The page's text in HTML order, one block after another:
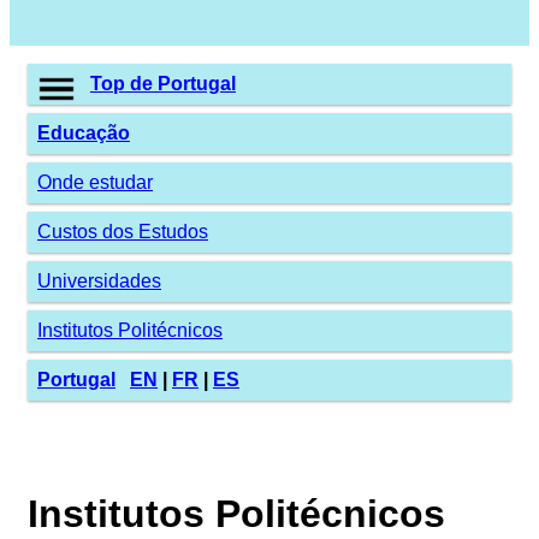
Top de Portugal
Educação
Onde estudar
Custos dos Estudos
Universidades
Institutos Politécnicos
Portugal EN FR ES
Institutos Politécnicos